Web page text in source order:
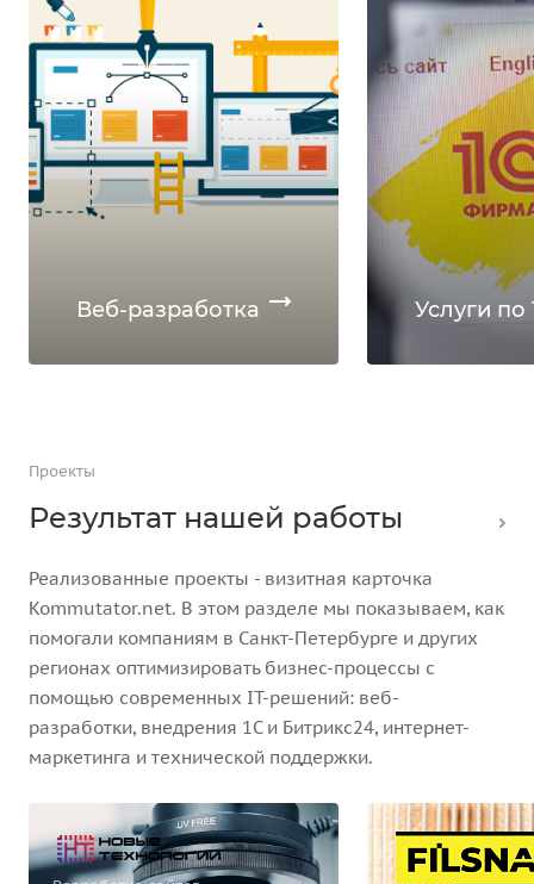
Веб-разработка Услуги по
Проекты
Результат нашей работы
Реализованные проекты - визитная карточка
Kommutator.net. В этом разделе мы показываем, как
помогали компаниям в Санкт-Петербурге и других
регионах оптимизировать бизнес-процессы с
помощью современных IT-решений: веб-
разработки, внедрения 1С и Битрикс24, интернет-
маркетинга и технической поддержки.